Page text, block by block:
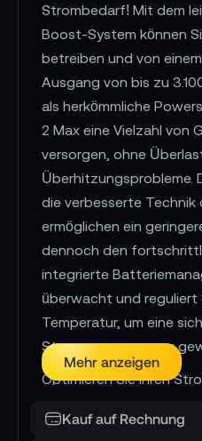
Strombedarf! Mit dem
Boost-System können
betreiben und von
Ausgang von bis zu
als herkömmliche
2 Max eine Vielzahl von
versorgen, ohne
Überhitzungsprobleme.
die verbesserte Technik
ermöglichen ein
dennoch den
integrierte
überwacht und reguliert
Temperatur, um eine
Stromversorgung zu
Optimieren Sie Ihren
App
Mehr anzeigen
Kauf auf Rechnung